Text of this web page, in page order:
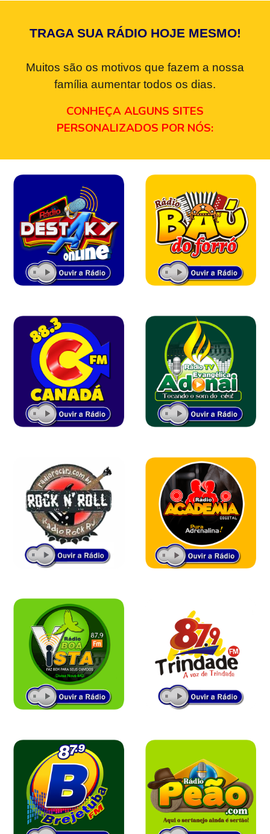
TRAGA SUA RÁDIO HOJE MESMO!
Muitos são os motivos que fazem a nossa
família aumentar todos os dias.
CONHEÇA ALGUNS SITES
PERSONALIZADOS POR NÓS: